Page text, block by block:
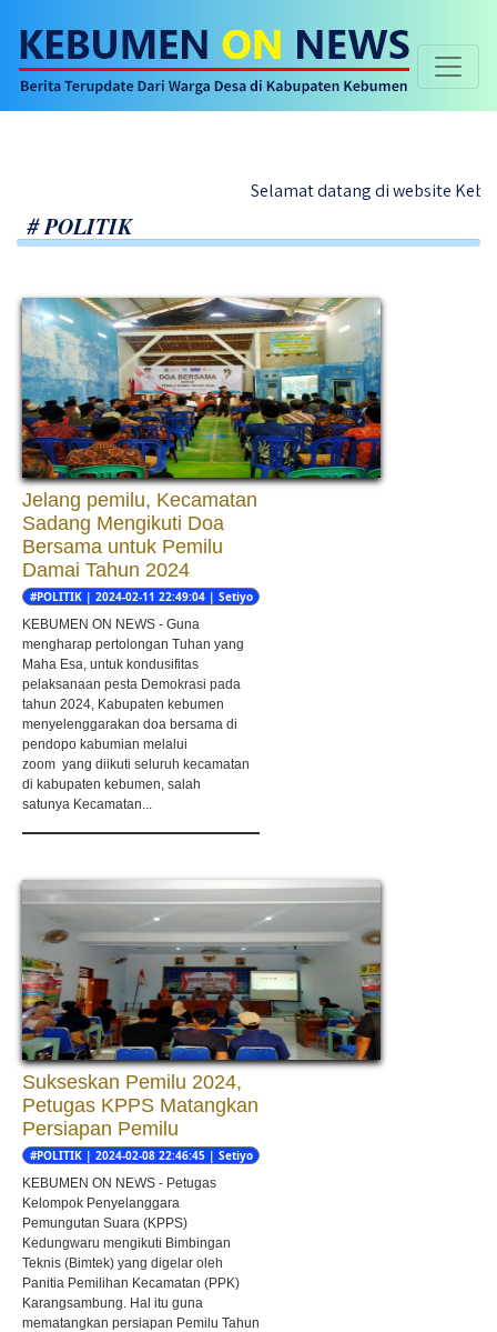
Selamat datang di website Kebumen On
# POLITIK
Jelang pemilu, Kecamatan
Sadang Mengikuti Doa
Bersama untuk Pemilu
Damai Tahun 2024
#POLITIK | 2024-02-11 22:49:04 | Setiyo
KEBUMEN ON NEWS - Guna
mengharap pertolongan Tuhan yang
Maha Esa, untuk kondusifitas
pelaksanaan pesta Demokrasi pada
tahun 2024, Kabupaten kebumen
menyelenggarakan doa bersama di
pendopo kabumian melalui
zoom yang diikuti seluruh kecamatan
di kabupaten kebumen, salah
satunya Kecamatan...
Sukseskan Pemilu 2024,
Petugas KPPS Matangkan
Persiapan Pemilu
#POLITIK | 2024-02-08 22:46:45 | Setiyo
KEBUMEN ON NEWS - Petugas
Kelompok Penyelanggara
Pemungutan Suara (KPPS)
Kedungwaru mengikuti Bimbingan
Teknis (Bimtek) yang digelar oleh
Panitia Pemilihan Kecamatan (PPK)
Karangsambung. Hal itu guna
mematangkan persiapan Pemilu Tahun